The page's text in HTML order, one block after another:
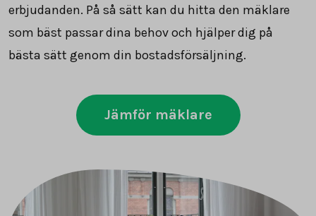
erbjudanden. På så sätt kan du hitta den mäklare
som bäst passar dina behov och hjälper dig på
bästa sätt genom din bostadsförsäljning.
Jämför mäklare